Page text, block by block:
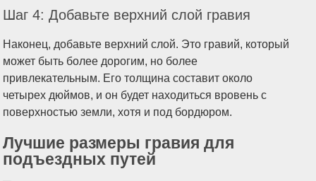
Шаг 4: Добавьте верхний слой гравия
Наконец, добавьте верхний слой. Это гравий, который
может быть более дорогим, но более
привлекательным. Его толщина составит около
четырех дюймов, и он будет находиться вровень с
поверхностью земли, хотя и под бордюром.
Лучшие размеры гравия для
подъездных путей